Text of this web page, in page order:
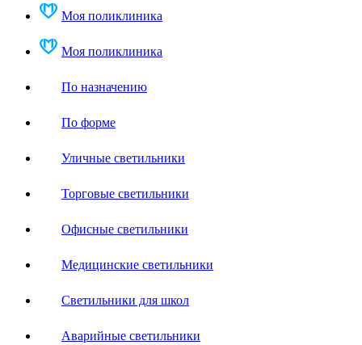
Моя поликлиника
Моя поликлиника
По назначению
По форме
Уличные светильники
Торговые светильники
Офисные светильники
Медицинские светильники
Светильники для школ
Аварийные светильники